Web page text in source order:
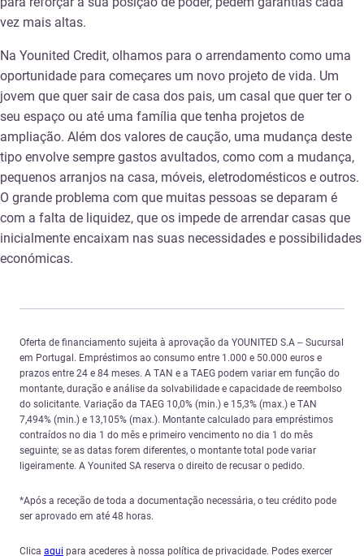
vez mais altas.
Na Younited Credit, olhamos para o arrendamento como uma
oportunidade para começares um novo projeto de vida. Um
jovem que quer sair de casa dos pais, um casal que quer ter o
seu espaço ou até uma família que tenha projetos de
ampliação. Além dos valores de caução, uma mudança deste
tipo envolve sempre gastos avultados, como com a mudança,
pequenos arranjos na casa, móveis, eletrodomésticos e outros.
O grande problema com que muitas pessoas se deparam é
com a falta de liquidez, que os impede de arrendar casas que
inicialmente encaixam nas suas necessidades e possibilidades
económicas.
Oferta de financiamento sujeita à aprovação da YOUNITED S.A – Sucursal
em Portugal. Empréstimos ao consumo entre 1.000 e 50.000 euros e
prazos entre 24 e 84 meses. A TAN e a TAEG podem variar em função do
montante, duração e análise da solvabilidade e capacidade de reembolso
do solicitante. Variação da TAEG 10,0% (min.) e 15,3% (max.) e TAN
7,494% (min.) e 13,105% (max.). Montante calculado para empréstimos
contraídos no dia 1 do mês e primeiro vencimento no dia 1 do mês
seguinte; se as datas forem diferentes, o montante total pode variar
ligeiramente. A Younited SA reserva o direito de recusar o pedido.
*Após a receção de toda a documentação necessária, o teu crédito pode
ser aprovado em até 48 horas.
Clica aqui para acederes à nossa política de privacidade. Podes exercer